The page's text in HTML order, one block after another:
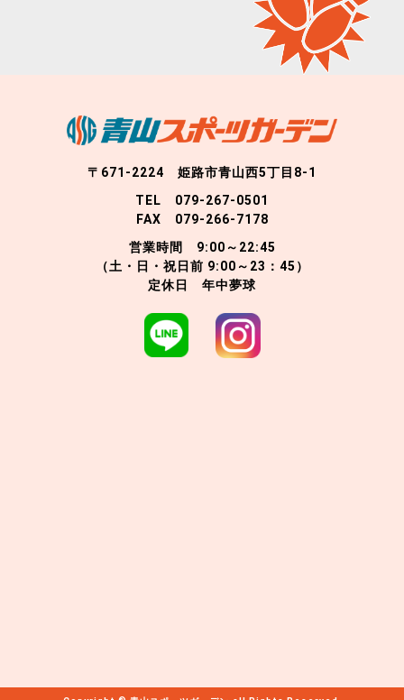
〒671-2224 姫路市青山西5丁目8-1
TEL 079-267-0501
FAX 079-266-7178
営業時間 9:00～22:45
（土・日・祝日前 9:00～23：45）
定休日 年中夢球